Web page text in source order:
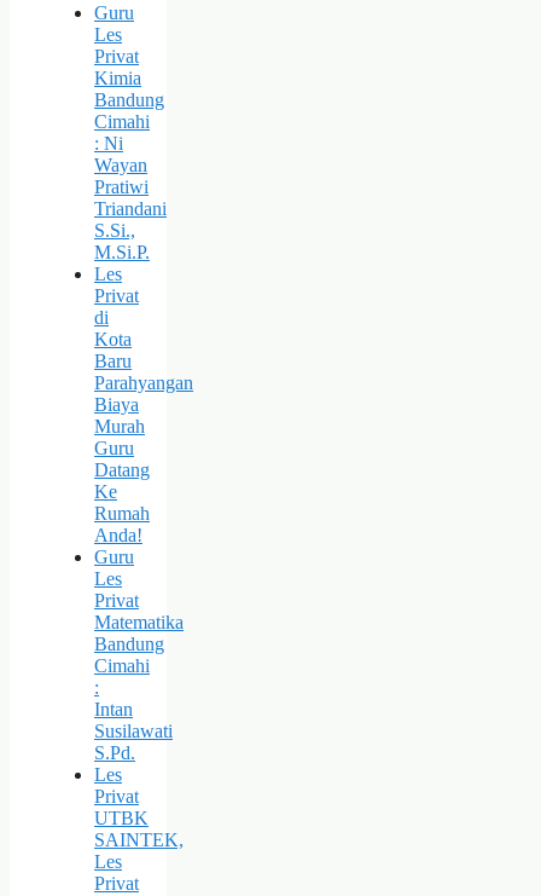
Guru
Les
Privat
Kimia
Bandung
Cimahi
: Ni
Wayan
Pratiwi
Triandani
S.Si.,
M.Si.P.
Les
Privat
di
Kota
Baru
Parahyangan
Biaya
Murah
Guru
Datang
Ke
Rumah
Anda!
Guru
Les
Privat
Matematika
Bandung
Cimahi
:
Intan
Susilawati
S.Pd.
Les
Privat
UTBK
SAINTEK,
Les
Privat